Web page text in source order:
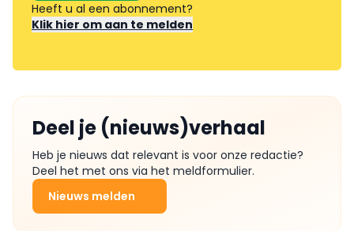
Heeft u al een abonnement?
Klik hier om aan te melden
Deel je (nieuws)verhaal
Heb je nieuws dat relevant is voor onze redactie?
Deel het met ons via het meldformulier.
Nieuws melden